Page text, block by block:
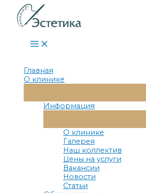
Main
Menu
Главная
О клинике
Меню
Информация
Меню
О клинике
Галерея
Наш коллектив
Цены на услуги
Вакансии
Новости
Статьи